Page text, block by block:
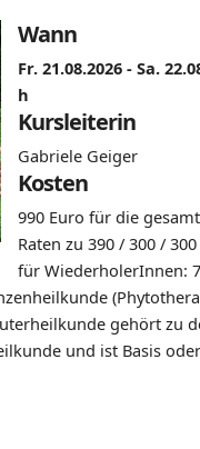
Wann
Fr. 21.08.2026 - Sa.
h
Kursleiterin
Gabriele Geiger
Kosten
990 Euro für die
Raten zu 390 / 300 /
für WiederholerInnen:
gehört zu
und ist Basis